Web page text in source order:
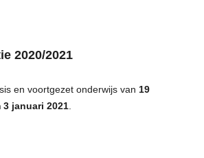
2020/2021
en voortgezet onderwijs van 19
3 januari 2021